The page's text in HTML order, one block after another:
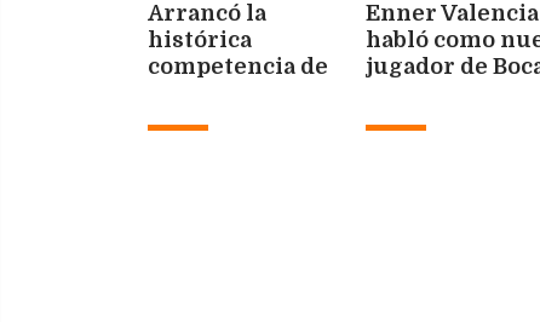
Arrancó la
histórica
competencia de
Termas
Enner Valencia
habló como
jugador de
mí para ganar